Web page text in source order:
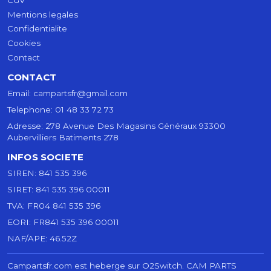
Mentions legales
Confidentialite
Cookies
Contact
CONTACT
Email: campartsfr@gmail.com
Telephone: 01 48 33 72 73
Adresse: 278 Avenue Des Magasins Généraux 93300
Aubervilliers Batiments 278
INFOS SOCIETE
SIREN: 841 535 396
SIRET: 841 535 396 00011
TVA: FR04 841 535 396
EORI: FR841 535 396 00011
NAF/APE: 46.52Z
Campartsfr.com est heberge sur O2Switch. CAM PARTS